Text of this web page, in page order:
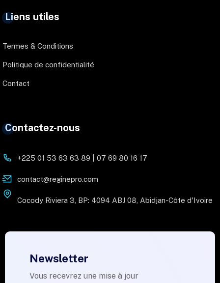
Liens utiles
Termes & Conditions
Politique de confidentialité
Contact
Contactez-nous
+225 01 53 63 63 89 | 07 69 80 16 17
contact@reginepro.com
Cocody Riviera 3, BP: 4094 ABJ 08, Abidjan-Côte d'Ivoire
Newsletter
Vous recevrez une mise à jour